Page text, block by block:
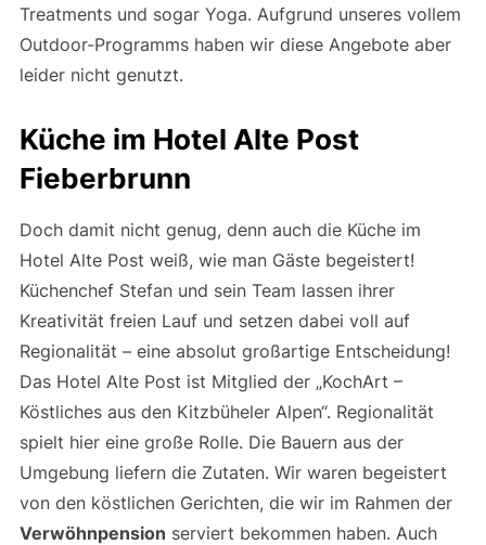
Treatments und sogar Yoga. Aufgrund unseres vollem
Outdoor-Programms haben wir diese Angebote aber
leider nicht genutzt.
Küche im Hotel Alte Post
Fieberbrunn
Doch damit nicht genug, denn auch die Küche im
Hotel Alte Post weiß, wie man Gäste begeistert!
Küchenchef Stefan und sein Team lassen ihrer
Kreativität freien Lauf und setzen dabei voll auf
Regionalität – eine absolut großartige Entscheidung!
Das Hotel Alte Post ist Mitglied der „KochArt –
Köstliches aus den Kitzbüheler Alpen“. Regionalität
spielt hier eine große Rolle. Die Bauern aus der
Umgebung liefern die Zutaten. Wir waren begeistert
von den köstlichen Gerichten, die wir im Rahmen der
Verwöhnpension serviert bekommen haben. Auch